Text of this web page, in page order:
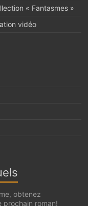
« Fantasmes »
vidéo
obtenez
prochain roman!